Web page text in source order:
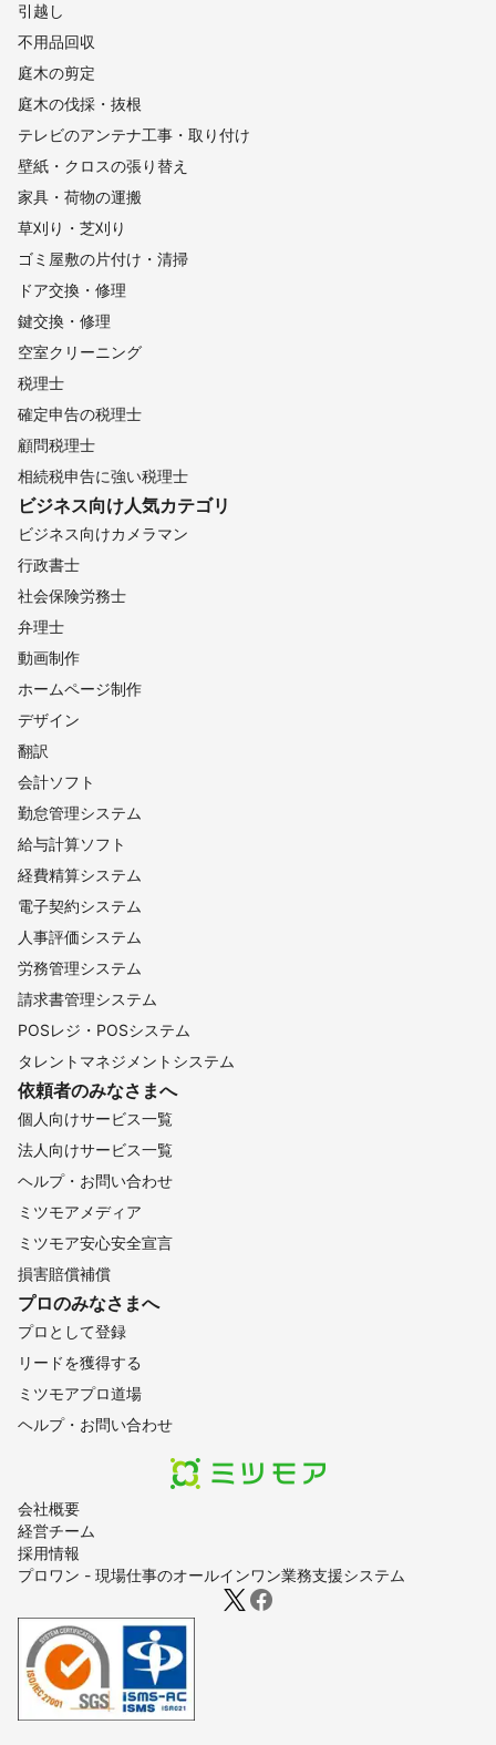
会社概要
経営チーム
採用情報
プロワン - 現場仕事のオールインワン業務支援システム
引越し
不用品回収
庭木の剪定
庭木の伐採・抜根
テレビのアンテナ工事・取り付け
壁紙・クロスの張り替え
家具・荷物の運搬
草刈り・芝刈り
ゴミ屋敷の片付け・清掃
ドア交換・修理
鍵交換・修理
空室クリーニング
税理士
確定申告の税理士
顧問税理士
相続税申告に強い税理士
ビジネス向け人気カテゴリ
ビジネス向けカメラマン
行政書士
社会保険労務士
弁理士
動画制作
ホームページ制作
デザイン
翻訳
会計ソフト
勤怠管理システム
給与計算ソフト
経費精算システム
電子契約システム
人事評価システム
労務管理システム
請求書管理システム
POSレジ・POSシステム
タレントマネジメントシステム
依頼者のみなさまへ
個人向けサービス一覧
法人向けサービス一覧
ヘルプ・お問い合わせ
ミツモアメディア
ミツモア安心安全宣言
損害賠償補償
プロのみなさまへ
プロとして登録
リードを獲得する
ミツモアプロ道場
ヘルプ・お問い合わせ